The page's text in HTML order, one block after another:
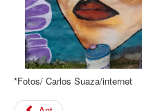
*Fotos/ Carlos Suaza/internet